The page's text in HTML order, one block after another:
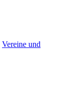
Vereine und